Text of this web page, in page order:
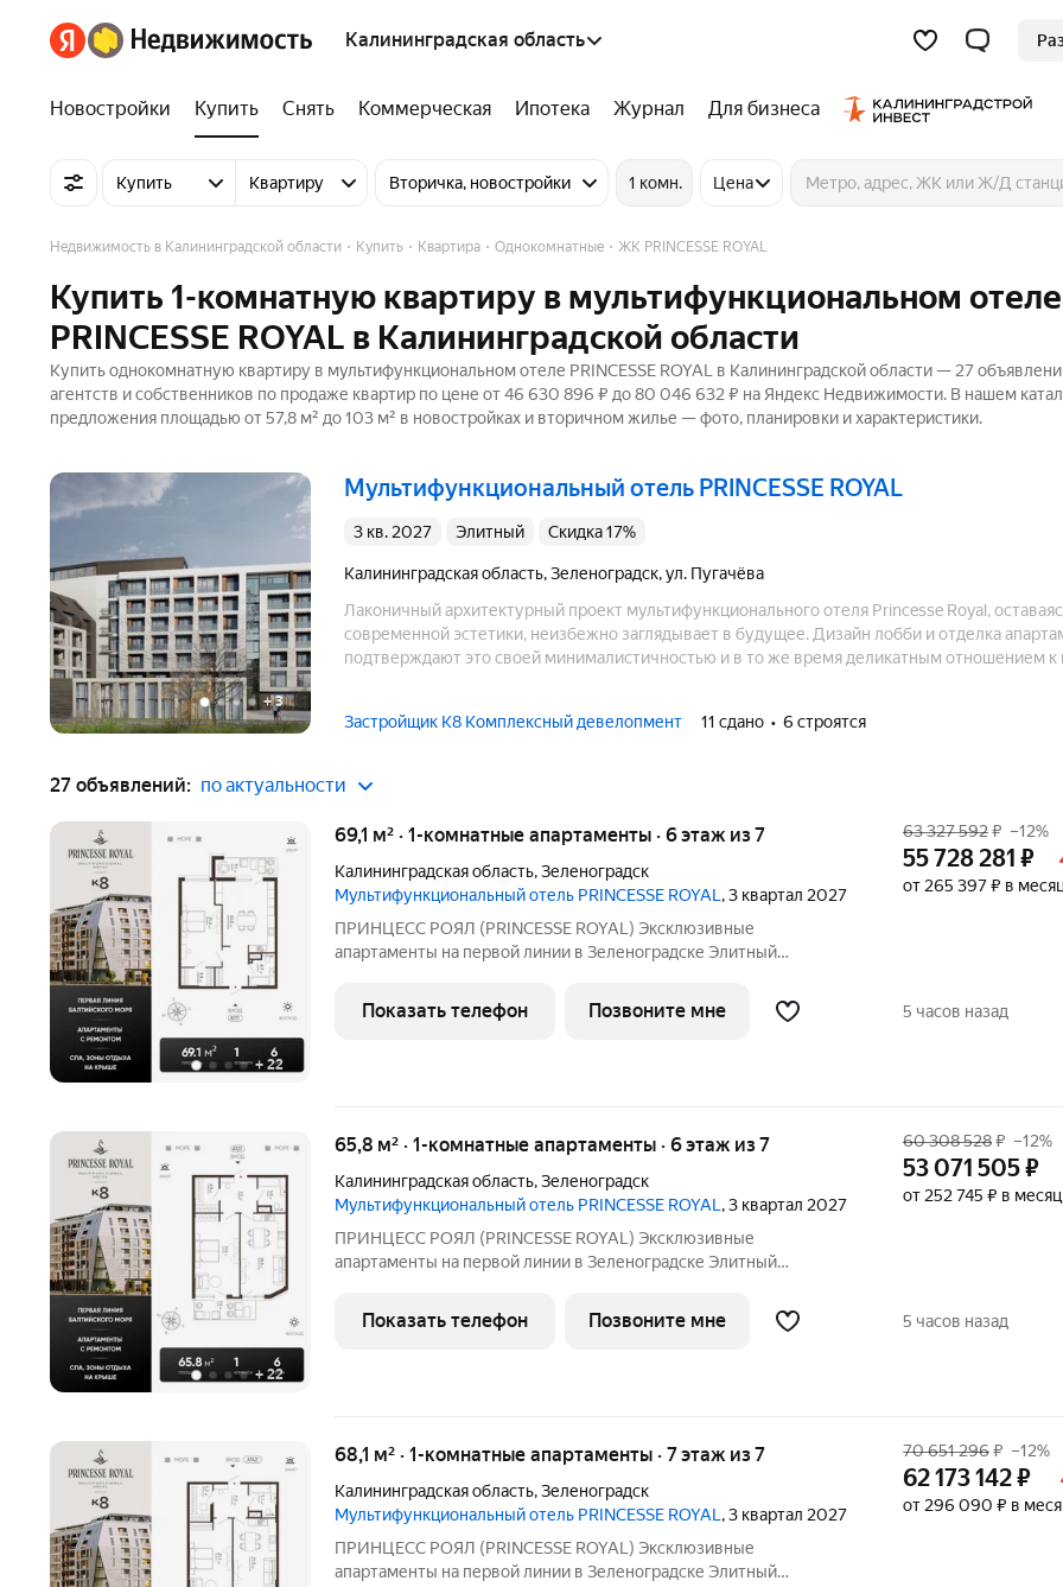
Калининградская область
Новостройки Купить Снять Коммерческая Ипотека Журнал Для бизнеса
Купить Квартиру Вторичка, новостройки 1 комн. Цена
Недвижимость в Калининградской области Купить Квартира Однокомнатные ЖК PRINCESSE ROYAL
Купить 1-комнатную квартиру в мультифункциональном отеле
PRINCESSE ROYAL в Калининградской области
Купить однокомнатную квартиру в мультифункциональном отеле PRINCESSE ROYAL в Калининградской области — 27
агентств и собственников по продаже квартир по цене от 46 630 896 ₽ до 80 046 632 ₽ на Яндекс Недвижимости. В нашем
предложения площадью от 57,8 м² до 103 м² в новостройках и вторичном жилье — фото, планировки и характеристики.
мультифункциональный отель PRINCESSE ROYAL
3 кв. 2027 элитный Скидка 17%
Калининградская область,Зеленоградск,ул. Пугачёва
Лаконичный архитектурный проект мультифункционального отеля Princesse Royal,
современной эстетики, неизбежно заглядывает в будущее. Дизайн лобби и отделка
подтверждают это своей минималистичностью и в то же время деликатным отношением к
Застройщик К8 Комплексный девелопмент 11 сдано 6 строятся
+3
27 объявлений: по актуальности
+ 22
69,1 м² · 1-комнатные апартаменты · 6 этаж из 7
Калининградская область,Зеленоградск
Мультифункциональный отель PRINCESSE ROYAL , 3 квартал 2027
ПРИНЦЕСС РОЯЛ (PRINCESSE ROYAL) Эксклюзивные
апартаменты на первой линии в Зеленоградске Элитный
в курортном Зеленоградске, прямо на променаде Балтийского
моря. В продаже апартаменты на 5-7
63 327 592₽ –12%
55 728 281 ₽
от 265 397 ₽ в
Показать телефон Позвоните мне 5 часов назад
+ 22
65,8 м² · 1-комнатные апартаменты · 6 этаж из 7
Калининградская область,Зеленоградск
Мультифункциональный отель PRINCESSE ROYAL , 3 квартал 2027
ПРИНЦЕСС РОЯЛ (PRINCESSE ROYAL) Эксклюзивные
апартаменты на первой линии в Зеленоградске Элитный
в курортном Зеленоградске, прямо на променаде Балтийского
моря. В продаже апартаменты на 5-7
60 308 528₽ –12%
53 071 505₽
от 252 745 ₽ в месяц
Показать телефон Позвоните мне 5 часов назад
68,1 м² · 1-комнатные апартаменты · 7 этаж из 7
Калининградская область,Зеленоградск
Мультифункциональный отель PRINCESSE ROYAL , 3 квартал 2027
ПРИНЦЕСС РОЯЛ (PRINCESSE ROYAL) Эксклюзивные
апартаменты на первой линии в Зеленоградске Элитный
70 651 296₽ –12%
62 173 142₽
от 296 090 ₽ в